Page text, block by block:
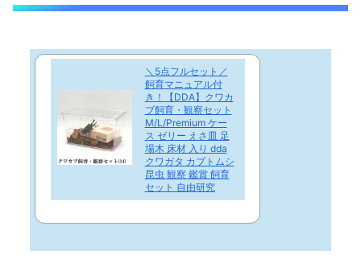
＼5点フルセット／
飼育マニュアル付
き！【DDA】クワカ
ブ飼育・観察セット
M/L/Premium ケー
ス ゼリー えさ皿 足
場木 床材 入り dda
クワガタ カブトムシ
昆虫 観察 鑑賞 飼育
セット 自由研究